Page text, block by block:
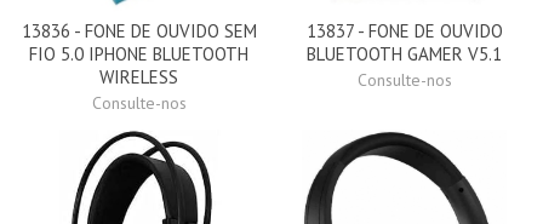
13836 - FONE DE OUVIDO SEM
FIO 5.0 IPHONE BLUETOOTH
WIRELESS
Consulte-nos
13837 - FONE DE OUVIDO
BLUETOOTH GAMER V5.1
Consulte-nos